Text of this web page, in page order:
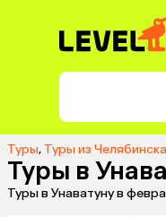
Туры, Туры из Челябинска
Туры в
Туры в Унаватуну в